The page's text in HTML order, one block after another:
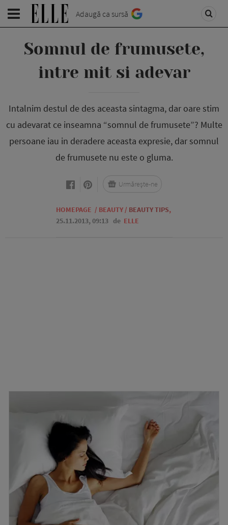
Adaugă ca sursă
Somnul de frumusete,
intre mit si adevar
Intalnim destul de des aceasta sintagma, dar oare stim
cu adevarat ce inseamna “somnul de frumusete”? Multe
persoane iau in deradere aceasta expresie, dar somnul
de frumusete nu este o gluma.
HOMEPAGE / BEAUTY/ BEAUTY TIPS,
25.11.2013, 09:13 de ELLE
Urmărește-ne